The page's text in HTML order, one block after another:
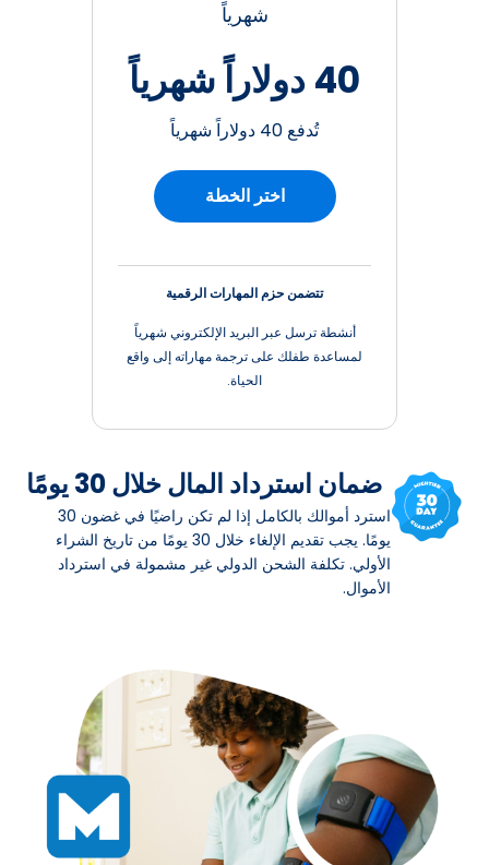
شهرياً
40 دولاراً شهرياً
تُدفع 40 دولاراً شهرياً
اختر الخطة
تتضمن حزم المهارات الرقمية
أنشطة ترسل عبر البريد الإلكتروني شهرياً
لمساعدة طفلك على ترجمة مهاراته إلى واقع
الحياة.
ضمان استرداد المال خلال 30 يومًا
استرد أموالك بالكامل إذا لم تكن راضيًا في غضون 30
يومًا. يجب تقديم الإلغاء خلال 30 يومًا من تاريخ الشراء
الأولي. تكلفة الشحن الدولي غير مشمولة في استرداد
الأموال.